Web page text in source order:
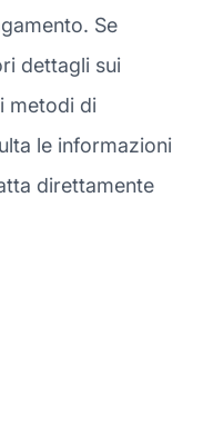
Se
dettagli sui
metodi di
le informazioni
direttamente